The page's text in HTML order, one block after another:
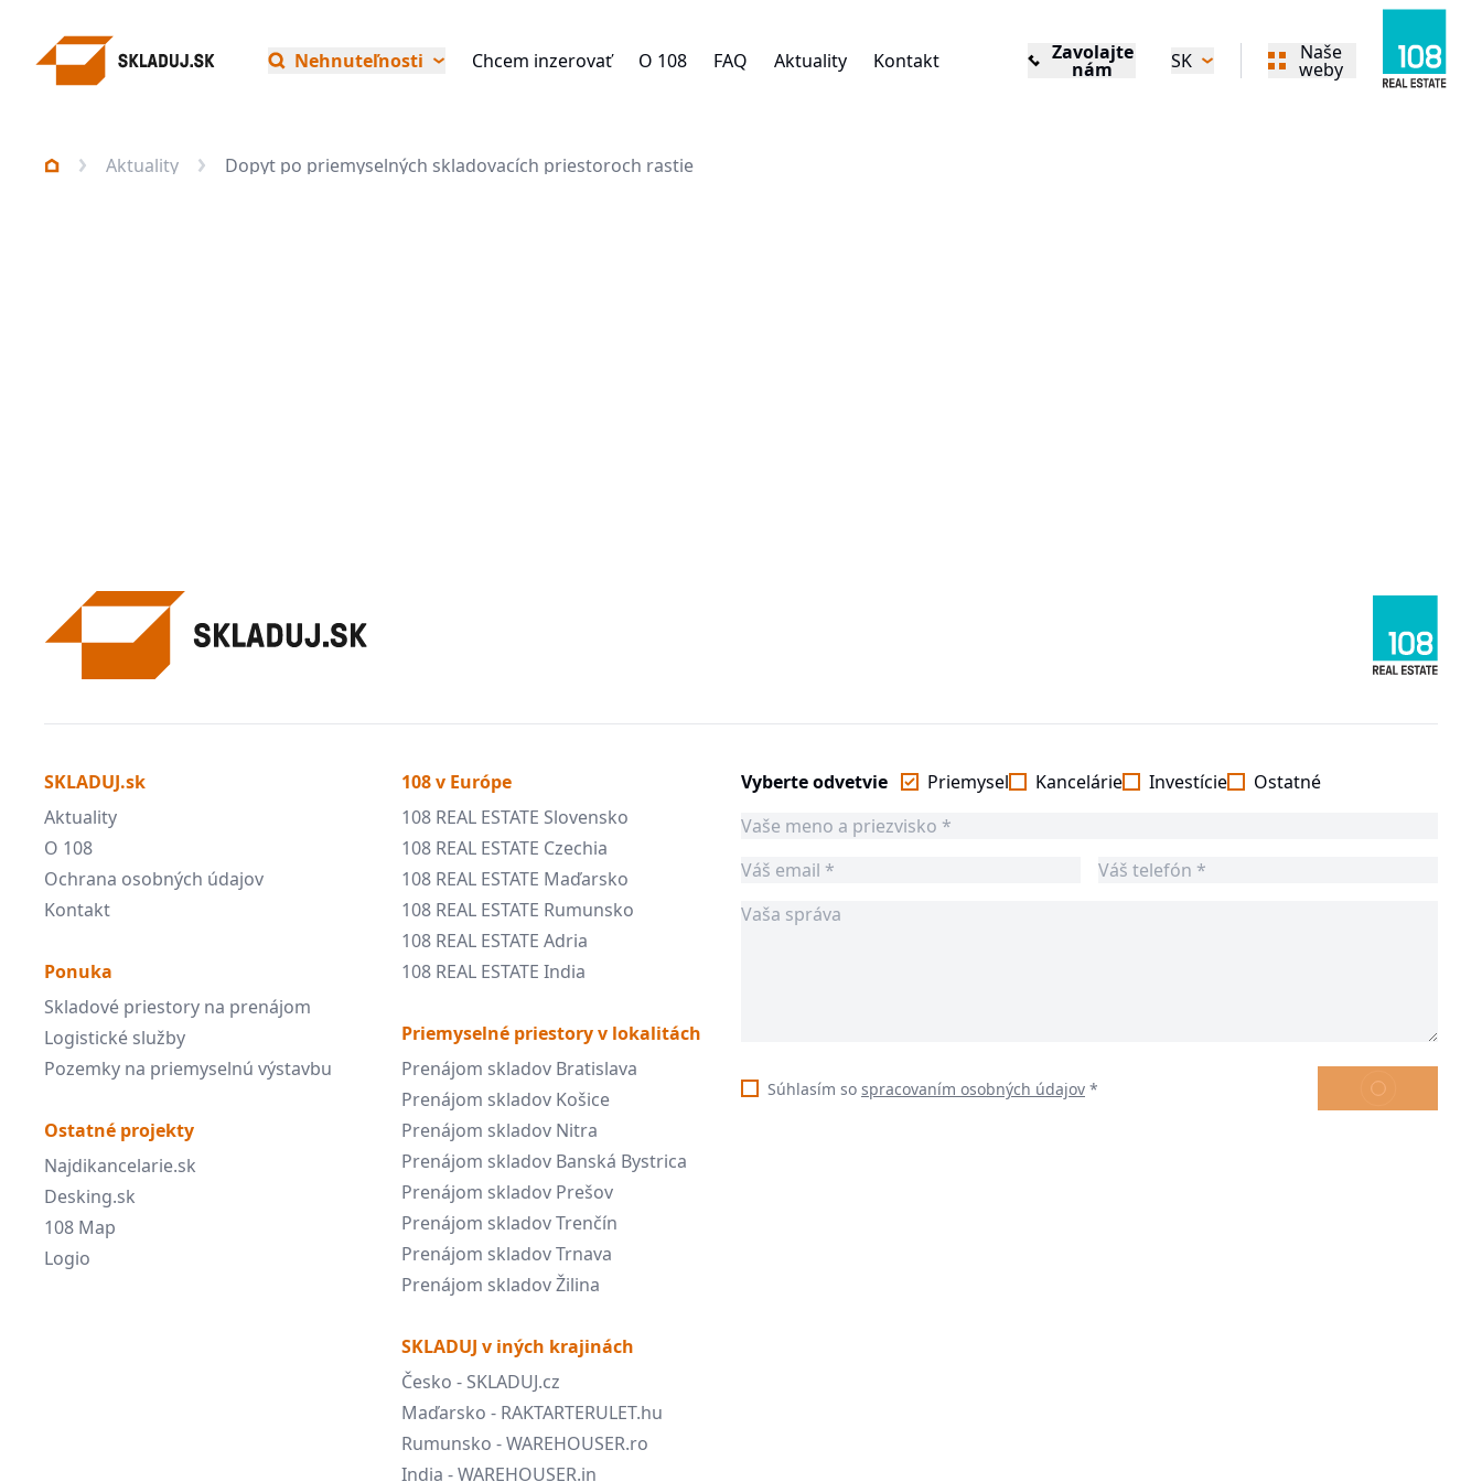
Nehnuteľnosti Chcem inzerovať O 108 FAQ Aktuality Kontakt Zavolajte
nám SK Naše
weby
Aktuality Dopyt po priemyselných skladovacích priestoroch rastie
SKLADUJ.sk
Aktuality
O 108
Ochrana osobných údajov
Kontakt
Ponuka
Skladové priestory na prenájom
Logistické služby
Pozemky na priemyselnú výstavbu
Ostatné projekty
Najdikancelarie.sk
Desking.sk
108 Map
Logio
108 v Európe
108 REAL ESTATE Slovensko
108 REAL ESTATE Czechia
108 REAL ESTATE Maďarsko
108 REAL ESTATE Rumunsko
108 REAL ESTATE Adria
108 REAL ESTATE India
Priemyselné priestory v lokalitách
Prenájom skladov Bratislava
Prenájom skladov Košice
Prenájom skladov Nitra
Prenájom skladov Banská Bystrica
Prenájom skladov Prešov
Prenájom skladov Trenčín
Prenájom skladov Trnava
Prenájom skladov Žilina
SKLADUJ v iných krajinách
Česko - SKLADUJ.cz
Maďarsko - RAKTARTERULET.hu
Rumunsko - WAREHOUSER.ro
India - WAREHOUSER.in
Vyberte odvetvie Priemysel Kancelárie Investície Ostatné
Súhlasím so spracovaním osobných údajov * ODOSLAŤ